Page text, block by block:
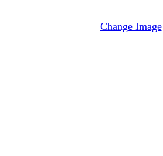
Change Image